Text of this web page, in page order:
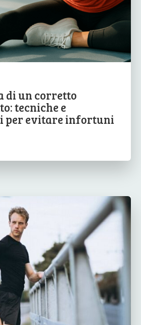
di un corretto
tecniche e
per evitare infortuni